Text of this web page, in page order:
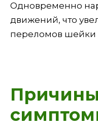
Одновременно
движений, что
переломов шейки